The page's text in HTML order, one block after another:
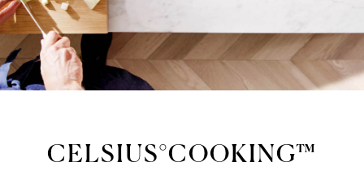
CELSIUS°COOKING™